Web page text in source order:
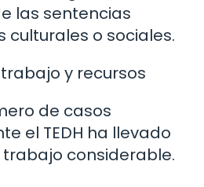
las sentencias
o sociales.
y recursos
de casos
el TEDH ha llevado
considerable.